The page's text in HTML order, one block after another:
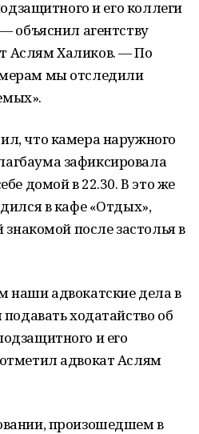
и его коллеги
объяснил агентству
Аслям Халиков. — По
мы отследили
что камера наружного
зафиксировала
домой в 22.30. В это же
в кафе «Отдых»,
знакомой после застолья в
наши адвокатские дела в
ходатайство об
и его
адвокат Аслям
произошедшем в